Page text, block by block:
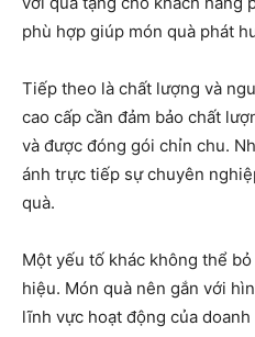
phù hợp giúp món quà phát
Tiếp theo là chất lượng và
cao cấp cần đảm bảo chất
và được đóng gói chỉn chu.
ánh trực tiếp sự chuyên
quà.
Một yếu tố khác không thể
hiệu. Món quà nên gắn với
lĩnh vực hoạt động của